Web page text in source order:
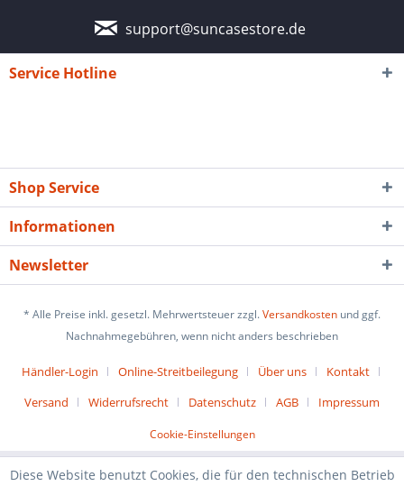
support@suncasestore.de
Service Hotline
Shop Service
Informationen
Newsletter
* Alle Preise inkl. gesetzl. Mehrwertsteuer zzgl.Versandkosten und ggf.
Nachnahmegebühren, wenn nicht anders beschrieben
Händler-Login Online-Streitbeilegung Über uns
Kontakt
Versand
Widerrufsrecht Datenschutz AGB Impressum
Cookie-Einstellungen
Diese Website benutzt Cookies, die für den technischen Betrieb